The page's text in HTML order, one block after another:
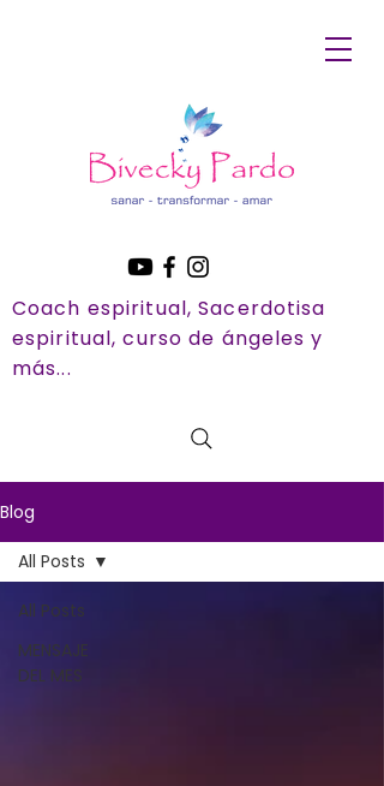
Coach espiritual, Sacerdotisa
espiritual, curso de ángeles y
más...
Blog
All Posts
MENSAJE
DEL MES
All Posts